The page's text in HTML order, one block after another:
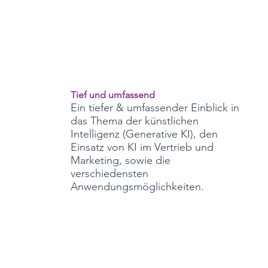
Tief und umfassend
Ein tiefer & umfassender Einblick in
das Thema der künstlichen
Intelligenz (Generative KI), den
Einsatz von KI im Vertrieb und
Marketing, sowie die
verschiedensten
Anwendungsmöglichkeiten.